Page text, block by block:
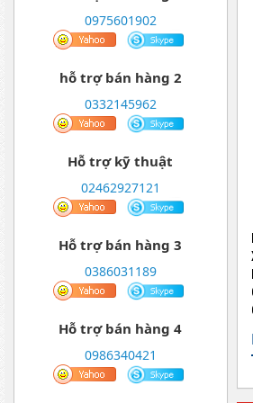
0975601902
hỗ trợ bán hàng 2
0332145962
Hỗ trợ kỹ thuật
02462927121
Hỗ trợ bán hàng 3
0386031189
Hỗ trợ bán hàng 4
0986340421